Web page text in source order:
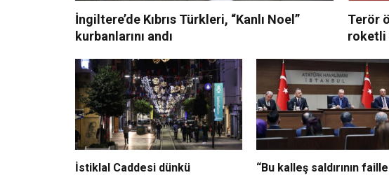
İngiltere’de Kıbrıs Türkleri, “Kanlı Noel”
kurbanlarını andı
Terör
roketli
İstiklal Caddesi dünkü
“Bu kalleş saldırının